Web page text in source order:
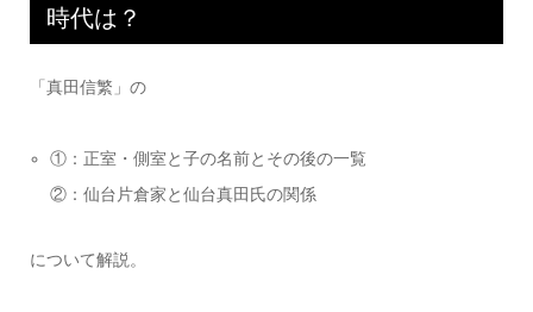
時代は？
「真田信繁」の
①：正室・側室と子の名前とその後の一覧
②：仙台片倉家と仙台真田氏の関係
について解説。